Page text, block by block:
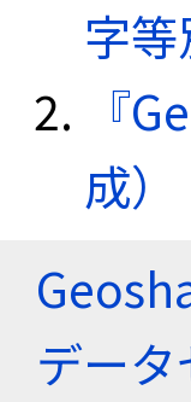
字
『
成）
デー